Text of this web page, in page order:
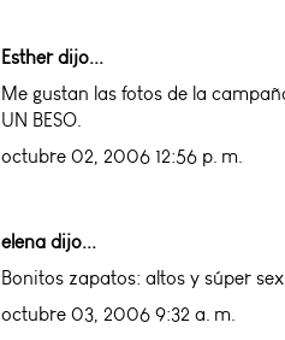
Estherdijo...
Me gustan las fotos de la
UN BESO.
octubre 02, 2006 12:56 p. m.
elena dijo...
Bonitos zapatos: altos y súper
octubre 03, 2006 9:32 a. m.